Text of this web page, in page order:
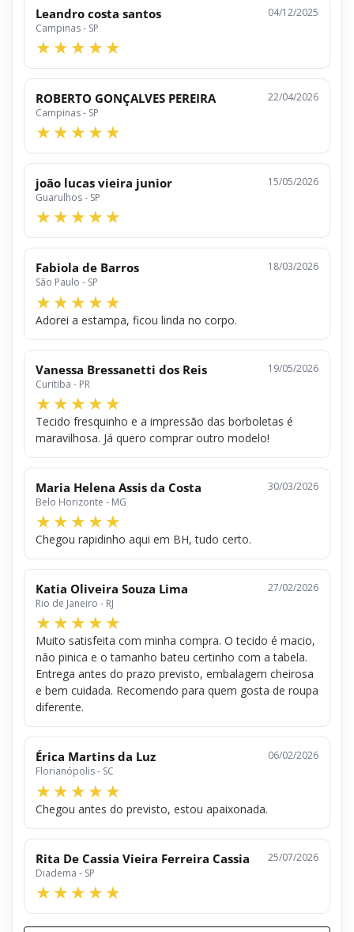
Leandro costa santos
Campinas - SP
04/12/2025
ROBERTO GONÇALVES PEREIRA
Campinas - SP
22/04/2026
joão lucas vieira junior
Guarulhos - SP
15/05/2026
Fabiola de Barros
São Paulo - SP
18/03/2026
Adorei a estampa, ficou linda no corpo.
Vanessa Bressanetti dos Reis
Curitiba - PR
19/05/2026
Tecido fresquinho e a impressão das borboletas é
maravilhosa. Já quero comprar outro modelo!
Maria Helena Assis da Costa
Belo Horizonte - MG
30/03/2026
Chegou rapidinho aqui em BH, tudo certo.
Katia Oliveira Souza Lima
Rio de Janeiro - RJ
27/02/2026
Muito satisfeita com minha compra. O tecido é macio,
não pinica e o tamanho bateu certinho com a tabela.
Entrega antes do prazo previsto, embalagem cheirosa
e bem cuidada. Recomendo para quem gosta de roupa
diferente.
Érica Martins da Luz
Florianópolis - SC
06/02/2026
Chegou antes do previsto, estou apaixonada.
Rita De Cassia Vieira Ferreira Cassia
Diadema - SP
25/07/2026